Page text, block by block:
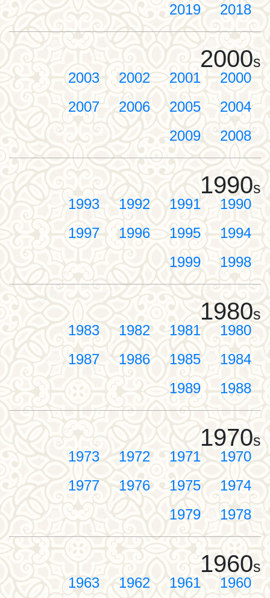
2018
2019
2000s
2000
2001
2002
2003
2004
2005
2006
2007
2008
2009
1990s
1990
1991
1992
1993
1994
1995
1996
1997
1998
1999
1980s
1980
1981
1982
1983
1984
1985
1986
1987
1988
1989
1970s
1970
1971
1972
1973
1974
1975
1976
1977
1978
1979
1960s
1960
1961
1962
1963